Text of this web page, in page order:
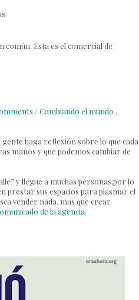
Esta es el comercial de
/Cambiando el mundo ,
gente haga reflexión sobre lo que cada
manos y que podemos cambiar de
y llegue a muchas personas,por lo
prestar sus espacios para plasmar el
vender nada, mas que crear
de la agencia.